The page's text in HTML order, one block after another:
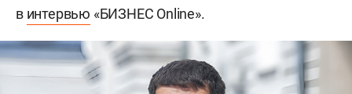
в интервью «БИЗНЕС Online».